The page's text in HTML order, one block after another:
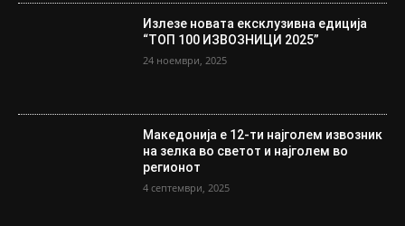
Излезе новата ексклузивна едиција
“ТОП 100 ИЗВОЗНИЦИ 2025”
24 ноември, 2025
Македонија е 12-ти најголем извозник
на зелка во светот и најголем во
регионот
4 септември, 2025